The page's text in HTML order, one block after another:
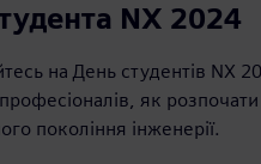
NX 2024
на День студентів NX
як
покоління інженерії.